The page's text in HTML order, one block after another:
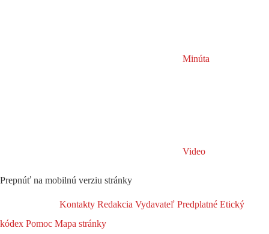
Minúta
Video
Prepnúť na mobilnú verziu stránky
Kontakty Redakcia Vydavateľ Predplatné Etický
kódex Pomoc Mapa stránky